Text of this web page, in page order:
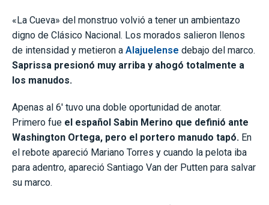
«La Cueva» del monstruo volvió a tener un ambientazo
digno de Clásico Nacional. Los morados salieron llenos
de intensidad y metieron a Alajuelense debajo del marco.
Saprissa presionó muy arriba y ahogó totalmente a
los manudos.
Apenas al 6′ tuvo una doble oportunidad de anotar.
Primero fue el español Sabin Merino que definió ante
Washington Ortega, pero el portero manudo tapó. En
el rebote apareció Mariano Torres y cuando la pelota iba
para adentro, apareció Santiago Van der Putten para salvar
su marco.